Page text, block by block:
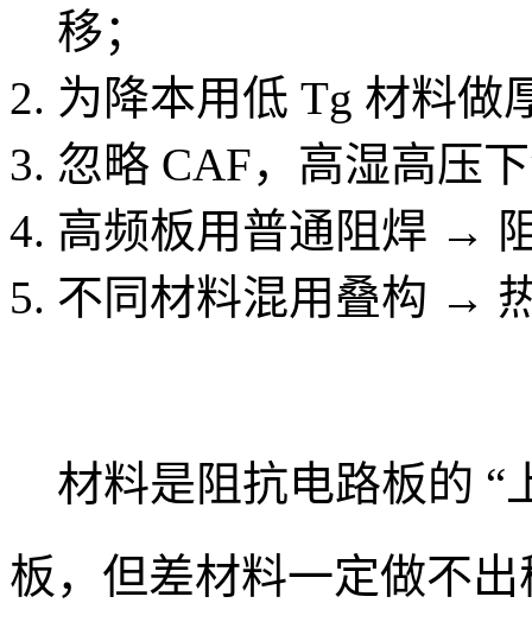
移；
为降本用低 Tg 材料
忽略 CAF，高湿高压
高频板用普通阻焊 →
不同材料混用叠构 →
材料是阻抗电路板的 “
板，但差材料一定做不